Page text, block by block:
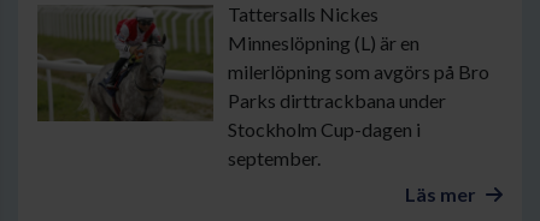
Tattersalls Nickes
Minneslöpning (L) är en
milerlöpning som avgörs på Bro
Parks dirttrackbana under
Stockholm Cup-dagen i
september.
Läs mer